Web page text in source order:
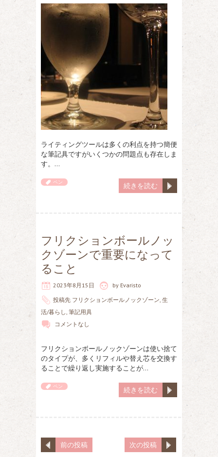
ライティングツールは多くの利点を持つ簡便
な筆記具ですがいくつかの問題点も存在しま
す。…
続きを読む
ペン
フリクションボールノッ
クゾーンで重要になって
ること
2023年8月15日 by Evaristo
投稿先 フリクションボールノックゾーン 生
活/暮らし 筆記用具
コメントなし
フリクションボールノックゾーンは使い捨て
のタイプが、多くリフィルや替え芯を交換す
ることで繰り返し実施することが…
続きを読む
ペン
前の投稿 次の投稿